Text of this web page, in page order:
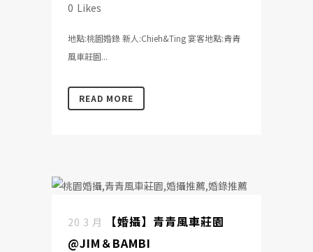
0 Likes
地點:桃園婚錄 新人:Chieh&Ting 宴客地點:青青
風車莊園...
READ MORE
20 3 月
【婚攝】青青風車莊園
@JIM＆BAMBI